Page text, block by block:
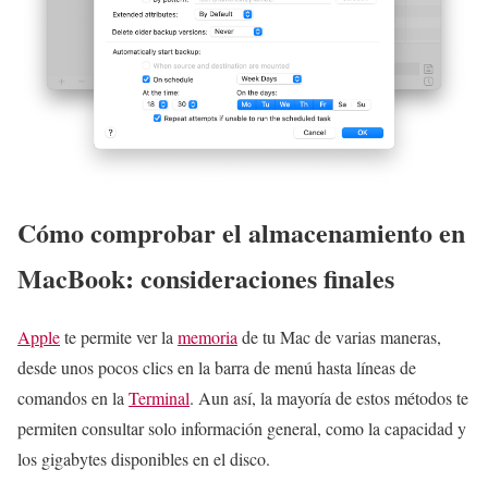
Cómo comprobar el almacenamiento en
MacBook: consideraciones finales
Applete permite ver lamemoriade tu Mac de varias maneras,
desde unos pocos clics en la barra de menú hasta líneas de
comandos en laTerminal. Aun así, la mayoría de estos métodos te
permiten consultar solo información general, como la capacidad y
los gigabytes disponibles en el disco.